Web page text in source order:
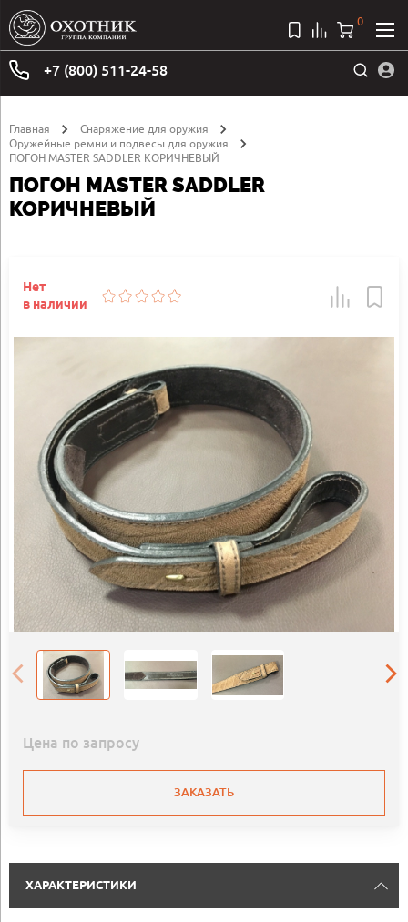
+7 (800) 511-24-58
0
Главная
Снаряжение для оружия
Оружейные ремни и подвесы для оружия
ПОГОН MASTER SADDLER КОРИЧНЕВЫЙ
ПОГОН MASTER SADDLER
КОРИЧНЕВЫЙ
Нет
в наличии
Цена по запросу
ЗАКАЗАТЬ
ХАРАКТЕРИСТИКИ